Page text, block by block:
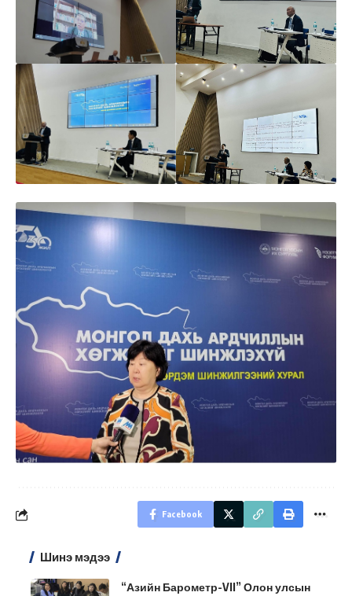
Facebook
Шинэ мэдээ
“Азийн Барометр-VII” Олон улсын